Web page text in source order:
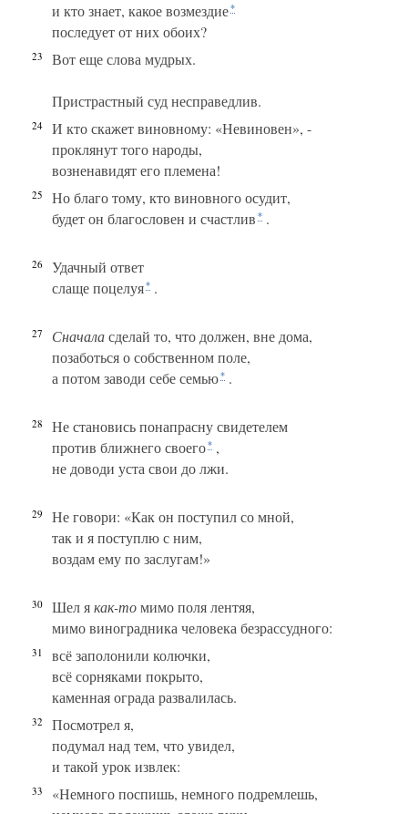
и кто знает, какое возмездие*
последует от них обоих?
23 Вот еще слова мудрых.
Пристрастный суд несправедлив.
24
И кто скажет виновному: «Невиновен», -
проклянут того народы,
возненавидят его племена!
25
Но благо тому, кто виновного осудит,
будет он благословен и счастлив * .
26
Удачный ответ
слаще поцелуя* .
27 Сначаласделай то, что должен, вне дома,
позаботься о собственном поле,
а потом заводи себе семью* .
28
Не становись понапрасну свидетелем
против ближнего своего* ,
не доводи уста свои до лжи.
29
Не говори: «Как он поступил со мной,
так и я поступлю с ним,
воздам ему по заслугам!»
30 Шел якак-томимо поля лентяя,
мимо виноградника человека безрассудного:
31
всё заполонили колючки,
всё сорняками покрыто,
каменная ограда развалилась.
32
Посмотрел я,
подумал над тем, что увидел,
и такой урок извлек:
33
«Немного поспишь, немного подремлешь,